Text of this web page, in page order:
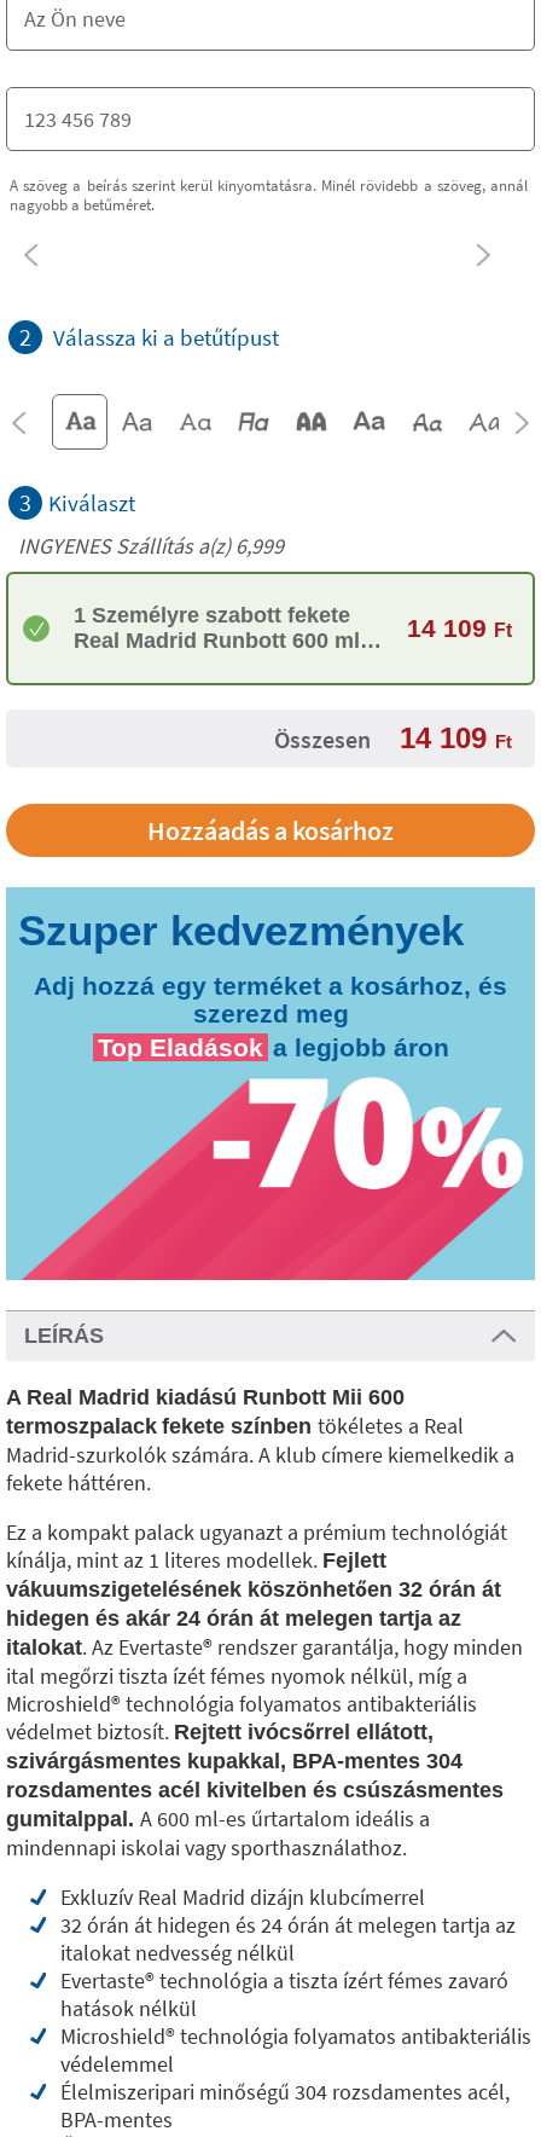
A szöveg a beírás szerint kerül kinyomtatásra. Minél rövidebb a szöveg, annál
nagyobb a betűméret.
2 Válassza ki a betűtípust
3 Kiválaszt
INGYENES Szállítás a(z) 6,999
1 Személyre szabott fekete
Real Madrid Runbott 600 ml
14 109 Ft
Összesen 14 109 Ft
Adj hozzá egy terméket a kosárhoz, és
szerezd meg
Top Eladások a legjobb áron
LEÍRÁS
A Real Madrid kiadású Runbott Mii 600
termoszpalack fekete színben tökéletes a Real
Madrid-szurkolók számára. A klub címere kiemelkedik a
fekete háttéren.
Ez a kompakt palack ugyanazt a prémium technológiát
kínálja, mint az 1 literes modellek. Fejlett
vákuumszigetelésének köszönhetően 32 órán át
hidegen és akár 24 órán át melegen tartja az
italokat. Az Evertaste®️ rendszer garantálja, hogy minden
ital megőrzi tiszta ízét fémes nyomok nélkül, míg a
Microshield®️ technológia folyamatos antibakteriális
védelmet biztosít. Rejtett ivócsőrrel ellátott,
szivárgásmentes kupakkal, BPA-mentes 304
rozsdamentes acél kivitelben és csúszásmentes
gumitalppal. A 600 ml-es űrtartalom ideális a
mindennapi iskolai vagy sporthasználathoz.
Exkluzív Real Madrid dizájn klubcímerrel
32 órán át hidegen és 24 órán át melegen tartja az
italokat nedvesség nélkül
Evertaste®️ technológia a tiszta ízért fémes zavaró
hatások nélkül
Microshield®️ technológia folyamatos antibakteriális
védelemmel
Élelmiszeripari minőségű 304 rozsdamentes acél,
BPA-mentes